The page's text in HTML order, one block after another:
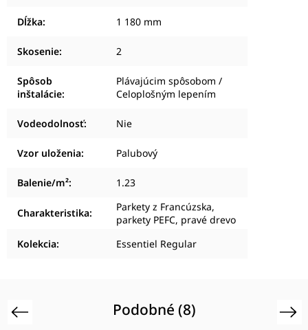
Dĺžka: 1 180 mm
Skosenie: 2
Spôsob
inštalácie:
Plávajúcim spôsobom /
Celoplošným lepením
Vodeodolnosť: Nie
Vzor uloženia: Palubový
Balenie/m²: 1.23
Charakteristika:
Parkety z Francúzska,
parkety PEFC, pravé drevo
Kolekcia: Essentiel Regular
Podobné (8)
Previous Next